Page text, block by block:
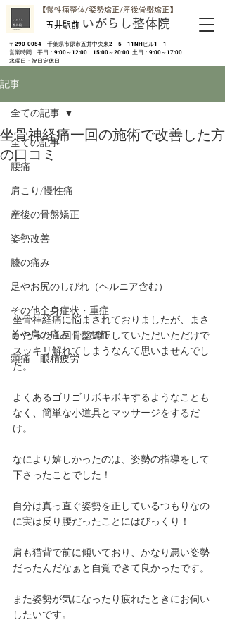
​【慢性痛整体/姿勢矯正/産後骨盤矯正】
五井駅前 いがらし整体院
​〒290-0054 千葉県市原市五井中央東2－5－11NHビル1－1
営業時間 平日：9:00～12:00 15:00～20:00 土日：9:00～17:00
​水曜日・祝日定休日
記事
全ての記事
腰痛
肩こり/慢性痛
産後の骨盤矯正
姿勢改善
膝の痛み
足やお尻のしびれ（ヘルニア含む）
その他全身症状・重症
首や肩の痛み・しびれ
頭痛 眼精疲労
全ての記事
坐骨神経痛一回の施術で改善した方
の口コミ
坐骨神経痛に悩まされておりましたが、まさ
かたった１回骨盤矯正していただいただけで
スッキリ解れてしまうなんて思いませんでし
た。
よくあるゴリゴリボキボキするようなことも
なく、簡単な小道具とマッサージをするだ
け。
なにより嬉しかったのは、姿勢の指導をして
下さったことでした！
自分は真っ直ぐ姿勢を正しているつもりなの
に実は反り腰だったことにはびっくり！
肩も猫背で前に傾いており、かなり悪い姿勢
だったんだなぁと自覚できて良かったです。
また姿勢が気になったり疲れたときにお伺い
したいです。